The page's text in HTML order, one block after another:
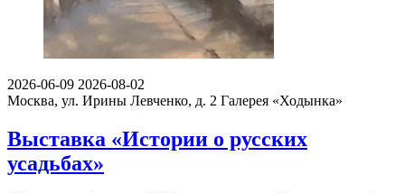
2026-06-09 2026-08-02
Москва, ул. Ирины Левченко, д. 2 Галерея «Ходынка»
Выставка «Истории о русских
усадьбах»